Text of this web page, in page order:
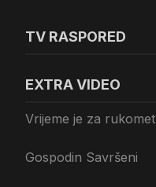
TV RASPORED
EXTRA VIDEO
Vrijeme je za rukomet
Gospodin Savršeni